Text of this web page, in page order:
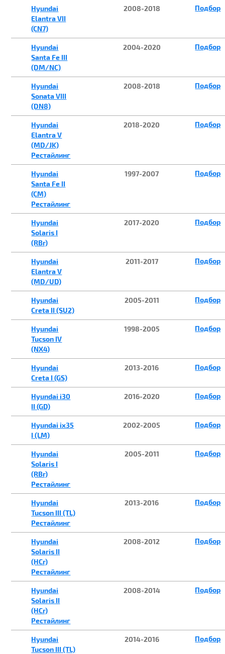
Hyundai
Elantra VII
(CN7)
2008-2018 Подбор
Hyundai
Santa Fe III
(DM/NC)
2004-2020 Подбор
Hyundai
Sonata VIII
(DN8)
2008-2018 Подбор
Hyundai
Elantra V
(MD/JK)
Рестайлинг
2018-2020 Подбор
Hyundai
Santa Fe II
(CM)
Рестайлинг
1997-2007 Подбор
Hyundai
Solaris I
(RBr)
2017-2020 Подбор
Hyundai
Elantra V
(MD/UD)
2011-2017 Подбор
Hyundai
Creta II (SU2)
2005-2011 Подбор
Hyundai
Tucson IV
(NX4)
1998-2005 Подбор
Hyundai
Creta I (GS)
2013-2016 Подбор
Hyundai i30
II (GD)
2016-2020 Подбор
Hyundai ix35
I (LM)
2002-2005 Подбор
Hyundai
Solaris I
(RBr)
Рестайлинг
2005-2011 Подбор
Hyundai
Tucson III (TL)
Рестайлинг
2013-2016 Подбор
Hyundai
Solaris II
(HCr)
Рестайлинг
2008-2012 Подбор
Hyundai
Solaris II
(HCr)
Рестайлинг
2008-2014 Подбор
Hyundai
Tucson III (TL)
2014-2016 Подбор